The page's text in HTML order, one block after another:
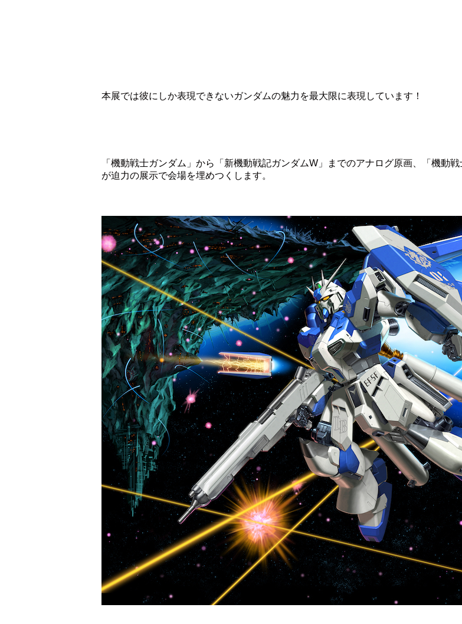
本展では彼にしか表現できないガンダムの魅力を最大限に表現しています！
「機動戦士ガンダム」から「新機動戦記ガンダムW」までのアナログ原画、「機動
が迫力の展示で会場を埋めつくします。